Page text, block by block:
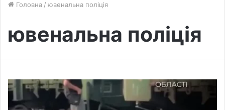
Головна / ювенальна поліція
ювенальна поліція